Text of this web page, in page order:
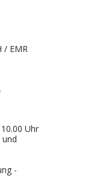
/ EMR
Uhr
-